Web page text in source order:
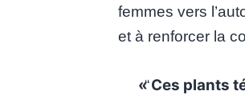
femmes vers
et à renforcer la
« Ces plants